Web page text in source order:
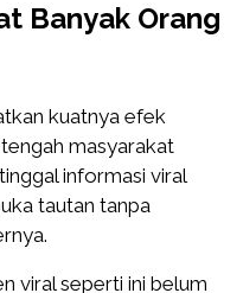
Banyak Orang
kuatnya efek
masyarakat
informasi viral
tautan tanpa
viral seperti ini belum